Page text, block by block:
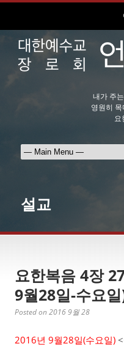
내가 주
영원히
요
설교
요한복음 4장
9월28일-수요
Posted on 2016 9월 28
2016년 9월28일(수요일)